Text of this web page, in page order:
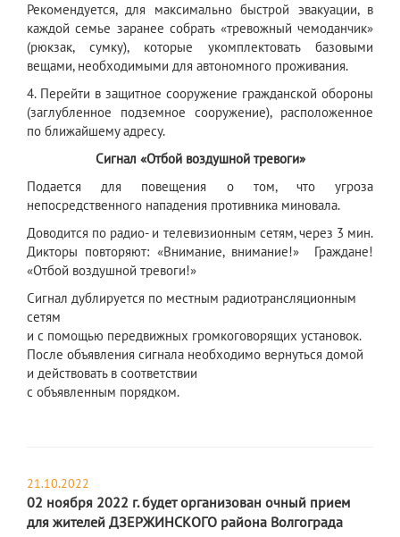
Рекомендуется, для максимально быстрой эвакуации, в
каждой семье заранее собрать «тревожный чемоданчик»
(рюкзак, сумку), которые укомплектовать базовыми
вещами, необходимыми для автономного проживания.
4. Перейти в защитное сооружение гражданской обороны
(заглубленное подземное сооружение), расположенное
по ближайшему адресу.
Сигнал «Отбой воздушной тревоги»
Подается для повещения о том, что угроза
непосредственного нападения противника миновала.
Доводится по радио- и телевизионным сетям, через 3 мин.
Дикторы повторяют: «Внимание, внимание!» Граждане!
«Отбой воздушной тревоги!»
Сигнал дублируется по местным радиотрансляционным
сетям
и с помощью передвижных громкоговорящих установок.
После объявления сигнала необходимо вернуться домой
и действовать в соответствии
с объявленным порядком.
21.10.2022
​02 ноября 2022 г. будет организован очный прием
для жителей ДЗЕРЖИНСКОГО района Волгограда